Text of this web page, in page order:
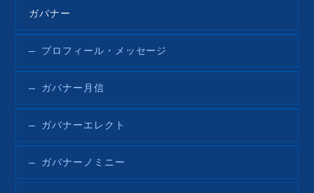
ガバナー
プロフィール・メッセージ
ガバナー月信
ガバナーエレクト
ガバナーノミニー